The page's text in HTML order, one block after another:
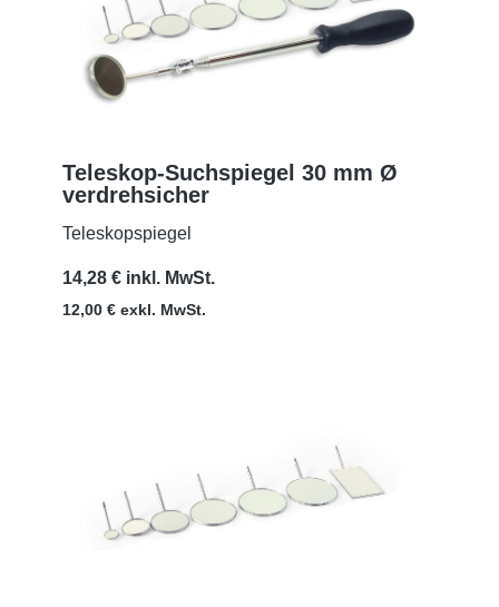
Teleskop-Suchspiegel 30 mm Ø
verdrehsicher
Teleskopspiegel
14,28 € inkl. MwSt.
12,00 € exkl. MwSt.